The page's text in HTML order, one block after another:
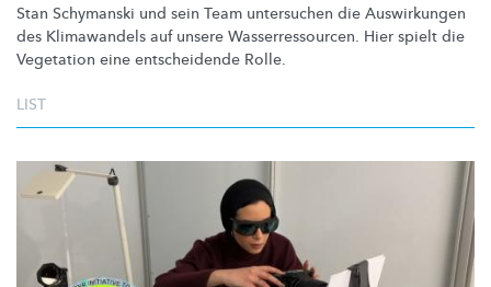
Stan Schymanski und sein Team untersuchen die Auswirkungen
des Klimawandels auf unsere Wasserressourcen. Hier spielt die
Vegetation eine entscheidende Rolle.
LIST